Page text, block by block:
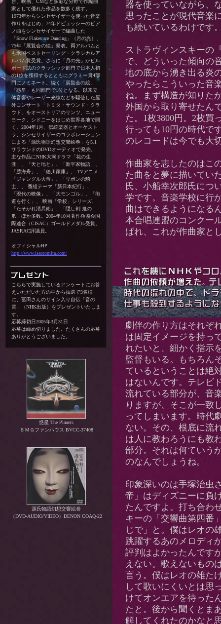
台、映画、CMなど多彩な分野で作編曲
家として優れた作品を数多く残す。
1973年からシンセサイザーを使った音楽
作りをはじめ、74年ドビュッシーのピア
ノ曲をシンセサイザーで編曲した
「Snow Flakes are Dancing」（月の光）、
75年「展覧会の絵」発表。両アルバムと
も米国ベストセーリング・クラシカルア
ルバム賞受賞。さらに「月の光」がビル
ボード誌のクラッシック部門で日本人初
の1位を獲得するとともにグラミー賞4部
門にノミネート。続く「展覧会の絵」
「惑星」も同部門で1位となる。以来立
体音響やレーザー光線などを駆使した屋
外コンサート「トミタ・サウンド・クラ
ウド」をオーストリアのリンツ、ニュー
ヨーク、シドニーをはじめ世界各地で開
く。2004年1月、伝統楽器とオーケスト
ラ、シンセサイザーのコラボレーション
による「源氏物語幻想交響絵巻」を5.1
サラウンドのDVDオーディオで発売。
主な作品にNHK大河ドラマ「花の生
涯」、「天と地と」、「新平家物語」、
「勝海舟」、「徳川家康」、 TVアニメ
「ジャングル大帝」、「リボンの騎
士」、 番組テーマ「新日本紀行」、
「現代の映像」、「大モンゴル」、「街
道を行く」、 映画「学校」シリーズ、
「たそがれ清兵衛」、「隠し剣 鬼の
爪」ほか多数。2004年10月著作権協会国
際連合（CISAC）ゴールドメダル受賞。
JASRAC評議員。
オフィシャルHP
http://www.isaotomita.com/
こちらで実施しているアンケートにお答
えいただいた方の中から抽選で3名様
に、冨田さんのサイン入り自伝「音の
雲」（NHK出版）をプレゼントいたしま
す。
応募締切日2005年3月31日
応募は締め切りました。たくさんの応募
ありがとうございました。
惑星 The Planets
ＢＭＧファンハウス BVCC-37408
源氏物語幻想交響絵巻
（DVD-AUDIO/VIDEO）DENON COAQ-22
器を使っていながら、
思ったことが現代音楽
も続いているわけです
ストラヴィンスキーの
で、どういった傾向の
地の底から湧き出る炎
やったらこういった音
ね。まず構造が知りた
外国から取り寄せたん
た。1枚3800円。2枚買
行っても10円の時代で
のレコードは今でも大
作曲家を志したのはこ
た曲をと夢に描いてい
氏、小船幸次郎氏につ
学です。音楽学校に行
曲はできるようになる
本合唱連盟のコンクー
ばれ、これが作曲家と
劇伴の作り方はそれぞ
は固定イメージを持っ
れたいと、細かく指示
監督もいる。もちろん
ているということは絶
はないんです。テレビ
流れている部分が、音
りますが、そこが一致
ってしまいます。時代
ない。その、根底に流
は人に教わろうにも教
部分。それは何ていう
のなんでしょうね。
印象深いのは手塚治虫
帝」はディズニーに負
たんですよ。打ち合わ
キーの「交響曲第四番
じで」と。僕はレオの
跳躍するあのメロディ
評判はよかったんです
えない。歌えないもの
言う。僕はレオの雄た
して歌いにくいとは思
けてオンエアを待った
たと。後から聞くとま
解してくれたのかなと